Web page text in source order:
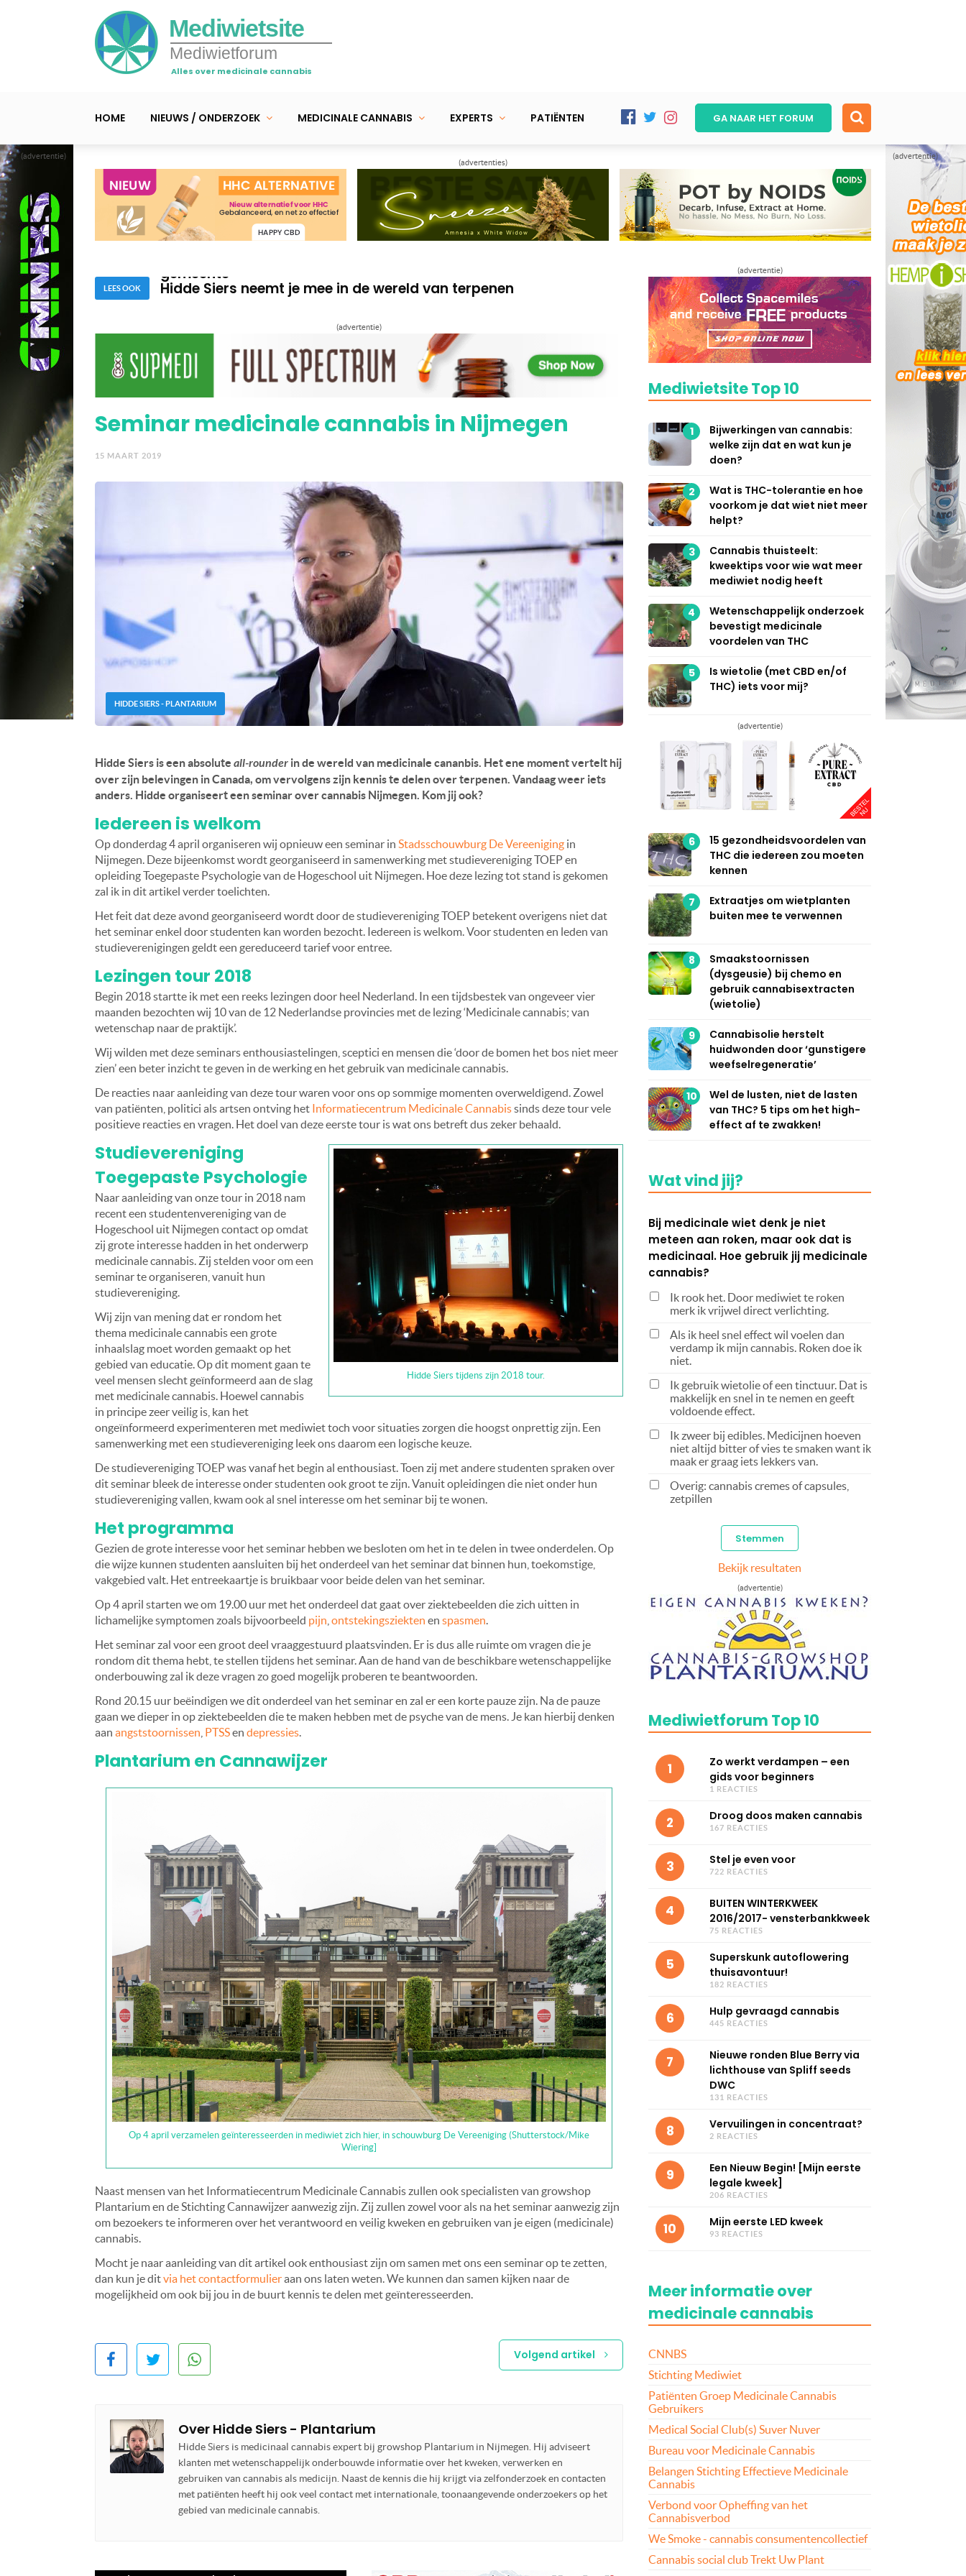
(advertentie) (advertentie)
Mediwietsite
Mediwietforum
Alles over medicinale cannabis
HOME NIEUWS / ONDERZOEK MEDICINALE CANNABIS EXPERTS PATIËNTEN GA NAAR HET FORUM
(advertenties)
LEES OOK
Hidde Siers in Canada – op bezoek bij legale mediwietkweker
Stappenplan: Thuis wiet kweken met toestemming van de
Stappenplan: Thuis wiet kweken met toestemming van de
gemeente
(advertentie)
Seminar medicinale cannabis in Nijmegen
15 MAART 2019
HIDDE SIERS - PLANTARIUM
Hidde Siers is een absolute all-rounder in de wereld van medicinale cananbis. Het ene moment vertelt hij
over zijn belevingen in Canada, om vervolgens zijn kennis te delen over terpenen. Vandaag weer iets
anders. Hidde organiseert een seminar over cannabis Nijmegen. Kom jij ook?
Iedereen is welkom
Op donderdag 4 april organiseren wij opnieuw een seminar in Stadsschouwburg De Vereeniging in
Nijmegen. Deze bijeenkomst wordt georganiseerd in samenwerking met studievereniging TOEP en
opleiding Toegepaste Psychologie van de Hogeschool uit Nijmegen. Hoe deze lezing tot stand is gekomen
zal ik in dit artikel verder toelichten.
Het feit dat deze avond georganiseerd wordt door de studievereniging TOEP betekent overigens niet dat
het seminar enkel door studenten kan worden bezocht. Iedereen is welkom. Voor studenten en leden van
studieverenigingen geldt een gereduceerd tarief voor entree.
Lezingen tour 2018
Begin 2018 startte ik met een reeks lezingen door heel Nederland. In een tijdsbestek van ongeveer vier
maanden bezochten wij 10 van de 12 Nederlandse provincies met de lezing ‘Medicinale cannabis; van
wetenschap naar de praktijk’.
Wij wilden met deze seminars enthousiastelingen, sceptici en mensen die ‘door de bomen het bos niet meer
zien’ een beter inzicht te geven in de werking en het gebruik van medicinale cannabis.
De reacties naar aanleiding van deze tour waren voor ons op sommige momenten overweldigend. Zowel
van patiënten, politici als artsen ontving het Informatiecentrum Medicinale Cannabissinds deze tour vele
positieve reacties en vragen. Het doel van deze eerste tour is wat ons betreft dus zeker behaald.
Hidde Siers tijdens zijn 2018 tour.
Studievereniging
Toegepaste Psychologie
Naar aanleiding van onze tour in 2018 nam
recent een studentenvereniging van de
Hogeschool uit Nijmegen contact op omdat
zij grote interesse hadden in het onderwerp
medicinale cannabis. Zij stelden voor om een
seminar te organiseren, vanuit hun
studievereniging.
Wij zijn van mening dat er rondom het
thema medicinale cannabis een grote
inhaalslag moet worden gemaakt op het
gebied van educatie. Op dit moment gaan te
veel mensen slecht geïnformeerd aan de slag
met medicinale cannabis. Hoewel cannabis
in principe zeer veilig is, kan het
ongeïnformeerd experimenteren met mediwiet toch voor situaties zorgen die hoogst onprettig zijn. Een
samenwerking met een studievereniging leek ons daarom een logische keuze.
De studievereniging TOEP was vanaf het begin al enthousiast. Toen zij met andere studenten spraken over
dit seminar bleek de interesse onder studenten ook groot te zijn. Vanuit opleidingen die niet onder hun
studievereniging vallen, kwam ook al snel interesse om het seminar bij te wonen.
Het programma
Gezien de grote interesse voor het seminar hebben we besloten om het in te delen in twee onderdelen. Op
die wijze kunnen studenten aansluiten bij het onderdeel van het seminar dat binnen hun, toekomstige,
vakgebied valt. Het entreekaartje is bruikbaar voor beide delen van het seminar.
Op 4 april starten we om 19.00 uur met het onderdeel dat gaat over ziektebeelden die zich uitten in
lichamelijke symptomen zoals bijvoorbeeld pijn ontstekingsziekten en spasmen.
Het seminar zal voor een groot deel vraaggestuurd plaatsvinden. Er is dus alle ruimte om vragen die je
rondom dit thema hebt, te stellen tijdens het seminar. Aan de hand van de beschikbare wetenschappelijke
onderbouwing zal ik deze vragen zo goed mogelijk proberen te beantwoorden.
Rond 20.15 uur beëindigen we dit onderdeel van het seminar en zal er een korte pauze zijn. Na de pauze
gaan we dieper in op ziektebeelden die te maken hebben met de psyche van de mens. Je kan hierbij denken
aan angststoornissen PTSSen depressies.
Plantarium en Cannawijzer
Op 4 april verzamelen geïnteresseerden in mediwiet zich hier, in schouwburg De Vereeniging (Shutterstock/Mike
Wiering]
Naast mensen van het Informatiecentrum Medicinale Cannabis zullen ook specialisten van growshop
Plantarium en de Stichting Cannawijzer aanwezig zijn. Zij zullen zowel voor als na het seminar aanwezig zijn
om bezoekers te informeren over het verantwoord en veilig kweken en gebruiken van je eigen (medicinale)
cannabis.
Mocht je naar aanleiding van dit artikel ook enthousiast zijn om samen met ons een seminar op te zetten,
dan kun je ditvia het contactformulieraan ons laten weten. We kunnen dan samen kijken naar de
mogelijkheid om ook bij jou in de buurt kennis te delen met geïnteresseerden.
Volgend artikel
Over Hidde Siers - Plantarium
Hidde Siers is medicinaal cannabis expert bij growshop Plantarium in Nijmegen. Hij adviseert
klanten met wetenschappelijk onderbouwde informatie over het kweken, verwerken en
gebruiken van cannabis als medicijn. Naast de kennis die hij krijgt via zelfonderzoek en contacten
met patiënten heeft hij ook veel contact met internationale, toonaangevende onderzoekers op het
gebied van medicinale cannabis.
(advertentie)
Mediwietsite Top 10
1
Bijwerkingen van cannabis:
welke zijn dat en wat kun je
doen?
2
Wat is THC-tolerantie en hoe
voorkom je dat wiet niet meer
helpt?
3
Cannabis thuisteelt:
kweektips voor wie wat meer
mediwiet nodig heeft
4
Wetenschappelijk onderzoek
bevestigt medicinale
voordelen van THC
5
Is wietolie (met CBD en/of
THC) iets voor mij?
(advertentie)
6
15 gezondheidsvoordelen van
THC die iedereen zou moeten
kennen
7
Extraatjes om wietplanten
buiten mee te verwennen
8
Smaakstoornissen
(dysgeusie) bij chemo en
gebruik cannabisextracten
(wietolie)
9
Cannabisolie herstelt
huidwonden door ‘gunstigere
weefselregeneratie’
10
Wel de lusten, niet de lasten
van THC? 5 tips om het high-
effect af te zwakken!
Wat vind jij?
Bij medicinale wiet denk je niet
meteen aan roken, maar ook dat is
medicinaal. Hoe gebruik jij medicinale
cannabis?
Ik rook het. Door mediwiet te roken
merk ik vrijwel direct verlichting.
Als ik heel snel effect wil voelen dan
verdamp ik mijn cannabis. Roken doe ik
niet.
Ik gebruik wietolie of een tinctuur. Dat is
makkelijk en snel in te nemen en geeft
voldoende effect.
Ik zweer bij edibles. Medicijnen hoeven
niet altijd bitter of vies te smaken want ik
maak er graag iets lekkers van.
Overig: cannabis cremes of capsules,
zetpillen
Bekijk resultaten
(advertentie)
Mediwietforum Top 10
1
Zo werkt verdampen – een
gids voor beginners
1 REACTIES
2 Droog doos maken cannabis
167 REACTIES
3 Stel je even voor
722 REACTIES
4
BUITEN WINTERKWEEK
2016/2017- vensterbankkweek
75 REACTIES
5
Superskunk autoflowering
thuisavontuur!
182 REACTIES
6 Hulp gevraagd cannabis
445 REACTIES
7
Nieuwe ronden Blue Berry via
lichthouse van Spliff seeds
DWC
131 REACTIES
8 Vervuilingen in concentraat?
2 REACTIES
9
Een Nieuw Begin! [Mijn eerste
legale kweek]
206 REACTIES
10 Mijn eerste LED kweek
93 REACTIES
Meer informatie over
medicinale cannabis
CNNBS
Stichting Mediwiet
Patiënten Groep Medicinale Cannabis
Gebruikers
Medical Social Club(s) Suver Nuver
Bureau voor Medicinale Cannabis
Belangen Stichting Effectieve Medicinale
Cannabis
Verbond voor Opheffing van het
Cannabisverbod
We Smoke - cannabis consumentencollectief
Cannabis social club Trekt Uw Plant